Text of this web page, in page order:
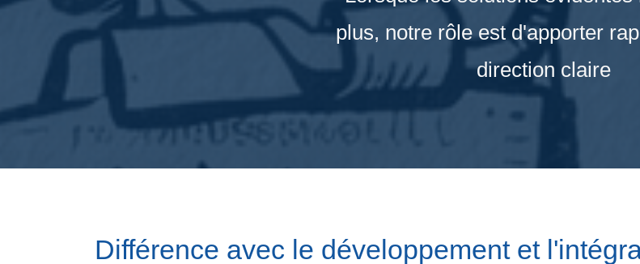
plus, notre rôle est d'apporter
direction claire
Différence avec le développement et